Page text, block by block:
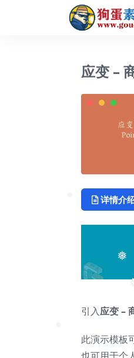
应变 –
详情介
引入应变 –
此演示模板